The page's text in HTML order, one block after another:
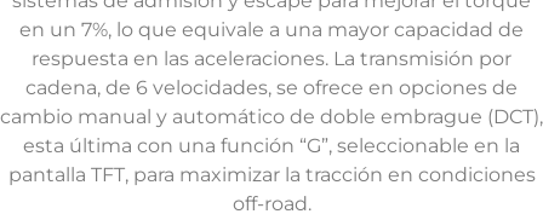
en un 7%, lo que equivale a una mayor capacidad de
respuesta en las aceleraciones. La transmisión por
cadena, de 6 velocidades, se ofrece en opciones de
cambio manual y automático de doble embrague (DCT),
esta última con una función “G”, seleccionable en la
pantalla TFT, para maximizar la tracción en condiciones
off-road.